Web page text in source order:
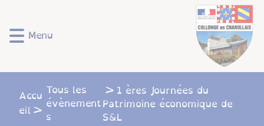
rapide
au
rapide
au
principal
rapide
recherche
rapide
au
de
Menu
Accu
eil
Tous les
évènement
s
1 ères Journées du
Patrimoine économique de
S&L